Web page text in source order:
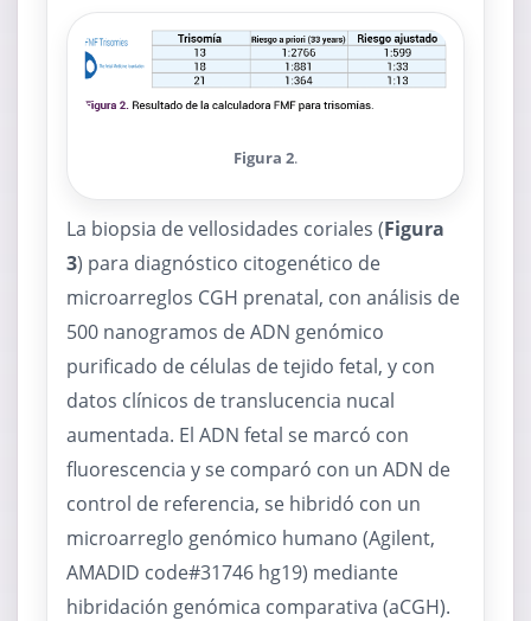
Figura 2.
La biopsia de vellosidades coriales (Figura
3) para diagnóstico citogenético de
microarreglos CGH prenatal, con análisis de
500 nanogramos de ADN genómico
purificado de células de tejido fetal, y con
datos clínicos de translucencia nucal
aumentada. El ADN fetal se marcó con
fluorescencia y se comparó con un ADN de
control de referencia, se hibridó con un
microarreglo genómico humano (Agilent,
AMADID code#31746 hg19) mediante
hibridación genómica comparativa (aCGH).